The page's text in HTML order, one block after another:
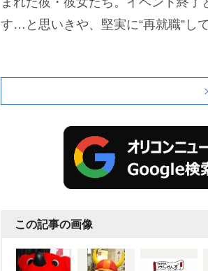
す…と思いきや、堅実に“再就職”し
この記事の画像